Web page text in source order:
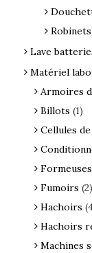
Robinets
Lave
Matériel
Armoires
Billots (1)
Cellules
Fumoirs (2)
Hachoirs
Hachoirs
Machines